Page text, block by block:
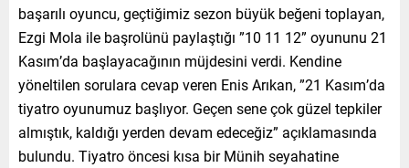
başarılı oyuncu, geçtiğimiz sezon büyük beğeni toplayan,
Ezgi Mola ile başrolünü paylaştığı ”10 11 12” oyununu 21
Kasım’da başlayacağının müjdesini verdi. Kendine
yöneltilen sorulara cevap veren Enis Arıkan, ”21 Kasım’da
tiyatro oyunumuz başlıyor. Geçen sene çok güzel tepkiler
almıştık, kaldığı yerden devam edeceğiz” açıklamasında
bulundu. Tiyatro öncesi kısa bir Münih seyahatine